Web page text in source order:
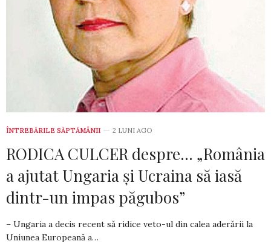
ÎNTREBĂRILE SĂPTĂMÂNII 2 LUNI AGO
RODICA CULCER despre… „România
a ajutat Ungaria și Ucraina să iasă
dintr-un impas păgubos”
– Ungaria a decis recent să ridice veto-ul din calea aderării la
Uniunea Europeană a…